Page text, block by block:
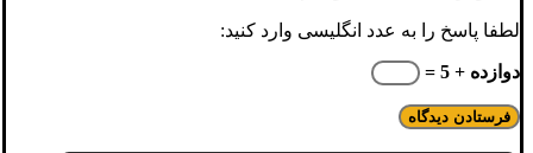
لطفا پاسخ را به عدد انگلیسی وارد کنید:
دوازده + 5 =